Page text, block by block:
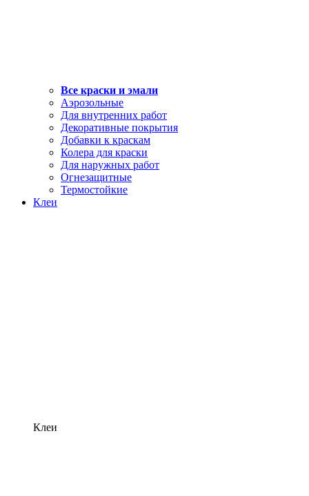
Все краски и эмали
Аэрозольные
Для внутренних работ
Декоративные покрытия
Добавки к краскам
Колера для краски
Для наружных работ
Огнезащитные
Термостойкие
Клеи
Клеи